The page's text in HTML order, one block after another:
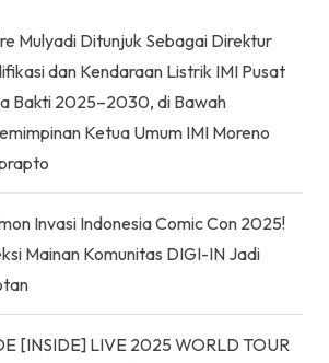
Mulyadi Ditunjuk Sebagai Direktur
dan Kendaraan Listrik IMI Pusat
Bakti 2025–2030, di Bawah
Ketua Umum IMI Moreno
Invasi Indonesia Comic Con 2025!
Mainan Komunitas DIGI-IN Jadi
[INSIDE] LIVE 2025 WORLD TOUR